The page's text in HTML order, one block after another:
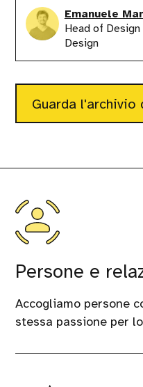
Emanuele
Head of
Design
Guarda
Persone e
Accogliamo persone
stessa passione per